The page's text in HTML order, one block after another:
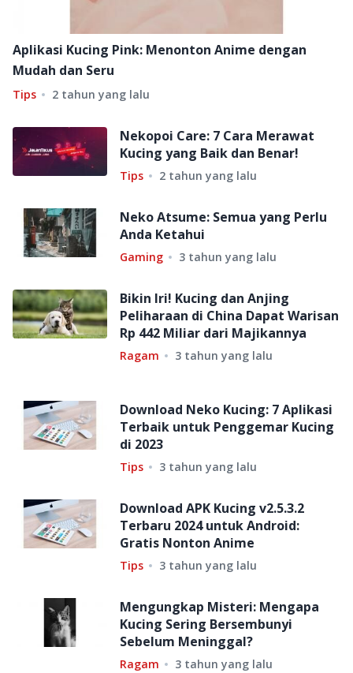
Aplikasi Kucing Pink: Menonton Anime dengan
Mudah dan Seru
Tips 2 tahun yang lalu
Nekopoi Care: 7 Cara Merawat
Kucing yang Baik dan Benar!
Tips 2 tahun yang lalu
Neko Atsume: Semua yang Perlu
Anda Ketahui
Gaming 3 tahun yang lalu
Bikin Iri! Kucing dan Anjing
Peliharaan di China Dapat Warisan
Rp 442 Miliar dari Majikannya
Ragam 3 tahun yang lalu
Download Neko Kucing: 7 Aplikasi
Terbaik untuk Penggemar Kucing
di 2023
Tips 3 tahun yang lalu
Download APK Kucing v2.5.3.2
Terbaru 2024 untuk Android:
Gratis Nonton Anime
Tips 3 tahun yang lalu
Mengungkap Misteri: Mengapa
Kucing Sering Bersembunyi
Sebelum Meninggal?
Ragam 3 tahun yang lalu